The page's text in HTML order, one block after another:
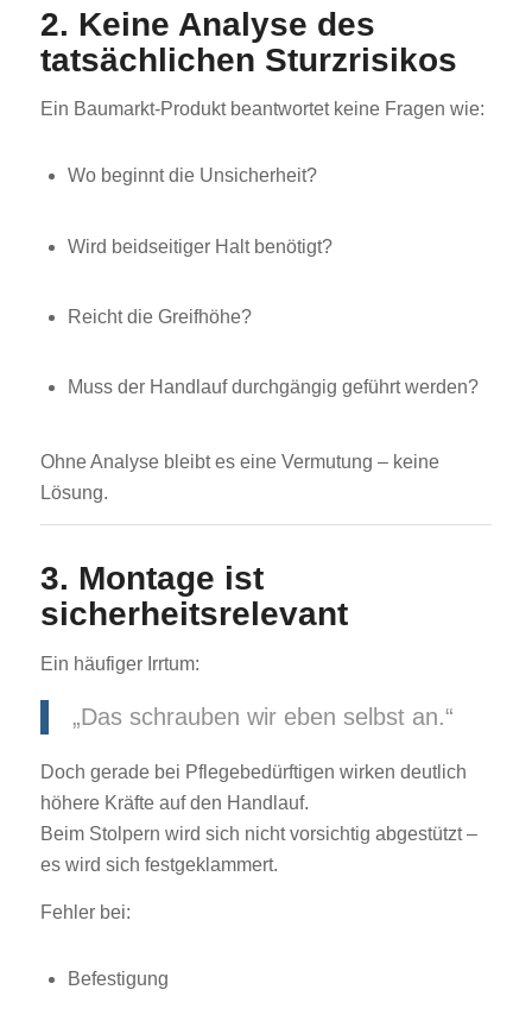
2. Keine Analyse des
tatsächlichen Sturzrisikos
Ein Baumarkt-Produkt beantwortet keine Fragen wie:
Wo beginnt die Unsicherheit?
Wird beidseitiger Halt benötigt?
Reicht die Greifhöhe?
Muss der Handlauf durchgängig geführt werden?
Ohne Analyse bleibt es eine Vermutung – keine
Lösung.
3. Montage ist
sicherheitsrelevant
Ein häufiger Irrtum:
„Das schrauben wir eben selbst an.“
Doch gerade bei Pflegebedürftigen wirken deutlich
höhere Kräfte auf den Handlauf.
Beim Stolpern wird sich nicht vorsichtig abgestützt –
es wird sich festgeklammert.
Fehler bei:
Befestigung